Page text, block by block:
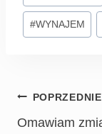
#WYNAJEM
POPRZEDNIE
Omawiam